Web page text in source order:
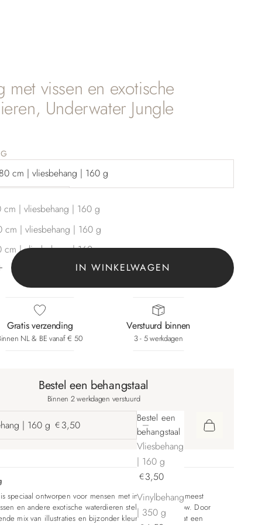
met vissen en exotische
Underwater Jungle
cm | vliesbehang | 160 g
| vliesbehang | 160 g
| vliesbehang | 160 g
cm | vliesbehang | 160 g
eigen maat
verhogen
IN WINKELWAGEN
Gratis verzending
NL & BE vanaf € 50
Verstuurd binnen
3 - 5 werkdagen
Bestel een behangstaal
Binnen 2 werkdagen verstuurd
| 160 g € 3,50
Bestel een
behangstaal
Vliesbehang
| 160 g
€3,50
Vinylbehang
| 350 g
Aantal verlagenAantal verhogen
speciaal ontworpen voor mensen met interieurlef. De meest
en andere exotische waterdieren stelen hier de show. Door
mix van illustraties en bijzonder kleurgebruik ontstaat een